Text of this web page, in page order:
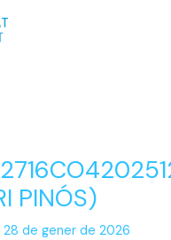
PINÓS)
28 de gener de 2026